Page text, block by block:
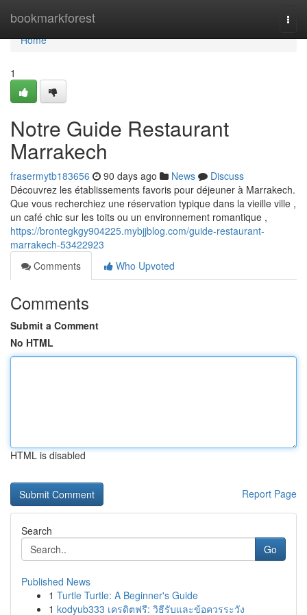
bookmarkforest
Home
Home
1
Notre Guide Restaurant
Marrakech
frasermytb183656 90 days ago News
Discuss
Découvrez les établissements favoris pour déjeuner à Marrakech.
Que vous recherchiez une réservation typique dans la vieille ville ,
un café chic sur les toits ou un environnement romantique ,
https://brontegkgy904225.mybjjblog.com/guide-restaurant-
marrakech-53422923
Comments
Who Upvoted
Comments
Submit a Comment
No HTML
HTML is disabled
Report Page
Search
Go
Published News
1 Turtle Turtle: A Beginner's Guide
1 kodyub333 เครดิตฟรี: วิธีรับและข้อควรระวัง